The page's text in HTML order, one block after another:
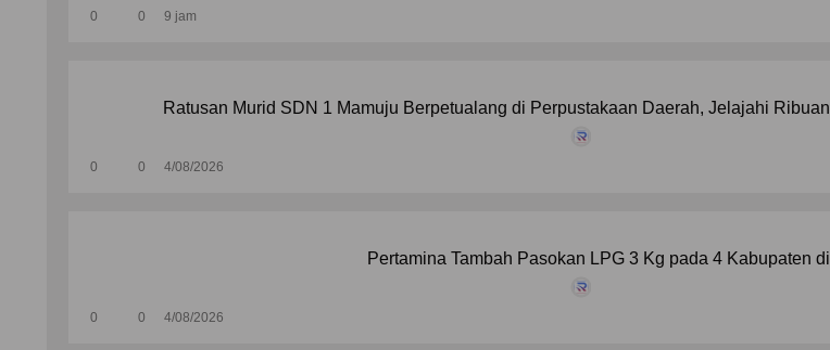
0 0 9 jam
Ratusan Murid SDN 1 Mamuju Berpetualang di Perpustakaan Daerah, Jelajahi
0 0 4/08/2026
Pertamina Tambah Pasokan LPG 3 Kg pada 4 Kabupaten
0 0 4/08/2026